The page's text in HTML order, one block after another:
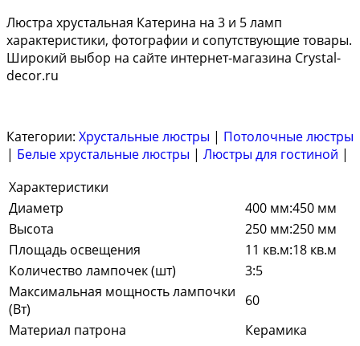
Люстра хрустальная Катерина на 3 и 5 ламп
характеристики, фотографии и сопутствующие товары.
Широкий выбор на сайте интернет-магазина Crystal-
decor.ru
Категории: Хрустальные люстры | Потолочные люстры
| Белые хрустальные люстры | Люстры для гостиной |
Характеристики
Диаметр
400 мм:450 мм
Высота
250 мм:250 мм
Площадь освещения
11 кв.м:18 кв.м
Количество лампочек (шт)
3:5
Максимальная мощность лампочки
(Вт)
60
Материал патрона
Керамика